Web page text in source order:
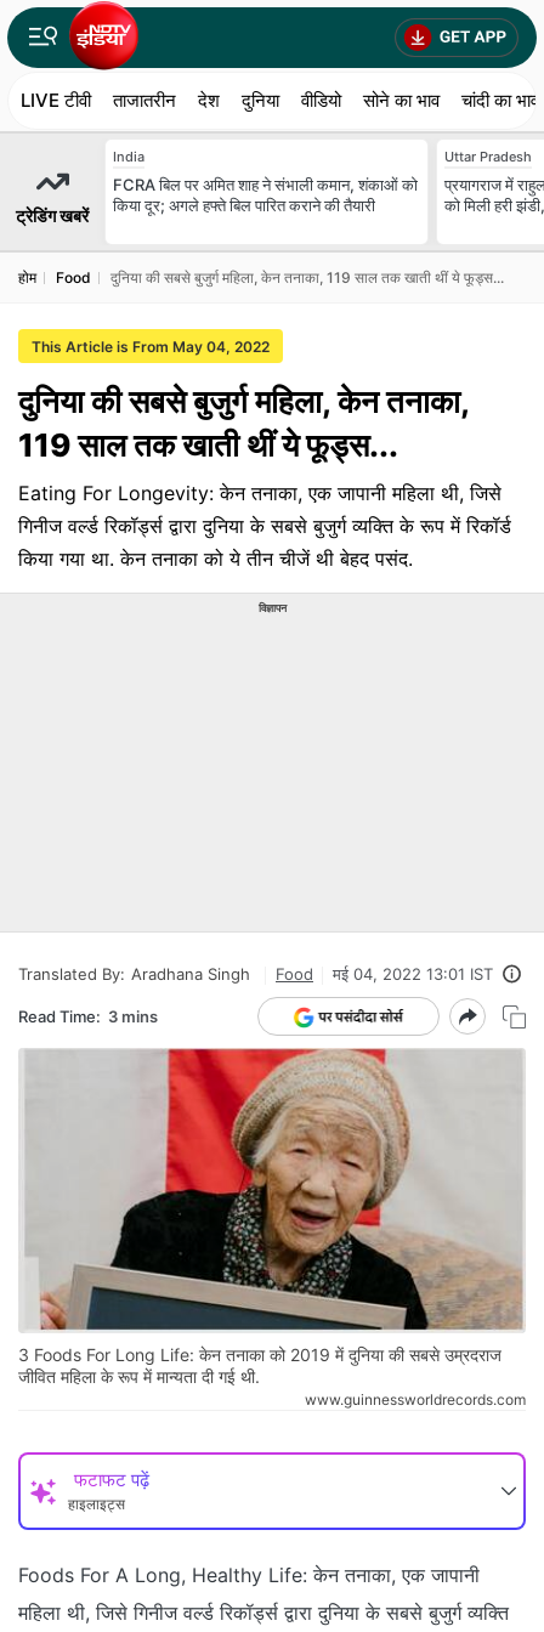
LIVE टीवी ताजातरीन देश दुनिया वीडियो सोने का भाव चांदी का भाव
ट्रेडिंग खबरें
India
FCRA बिल पर अमित शाह ने संभाली कमान, शंकाओं को
किया दूर; अगले हफ्ते बिल पारित कराने की तैयारी
Uttar Pradesh
प्रयागराज में
को मिली हरी
होम Food दुनिया की सबसे बुजुर्ग महिला, केन तनाका, 119 साल तक खाती थीं ये फूड्स...
This Article is From May 04, 2022
दुनिया की सबसे बुजुर्ग महिला, केन तनाका,
119 साल तक खाती थीं ये फूड्स...
Eating For Longevity: केन तनाका, एक जापानी महिला थी, जिसे
गिनीज वर्ल्ड रिकॉर्ड्स द्वारा दुनिया के सबसे बुजुर्ग व्यक्ति के रूप में रिकॉर्ड
किया गया था. केन तनाका को ये तीन चीजें थी बेहद पसंद.
विज्ञापन
Translated By: Aradhana Singh Food मई 04, 2022 13:01 IST
Read Time: 3 mins
3 Foods For Long Life: केन तनाका को 2019 में दुनिया की सबसे उम्रदराज
जीवित महिला के रूप में मान्यता दी गई थी.
www.guinnessworldrecords.com
फटाफट पढ़ें
हाइलाइट्स
Foods For A Long, Healthy Life: केन तनाका, एक जापानी
महिला थी, जिसे गिनीज वर्ल्ड रिकॉर्ड्स द्वारा दुनिया के सबसे बुजुर्ग व्यक्ति